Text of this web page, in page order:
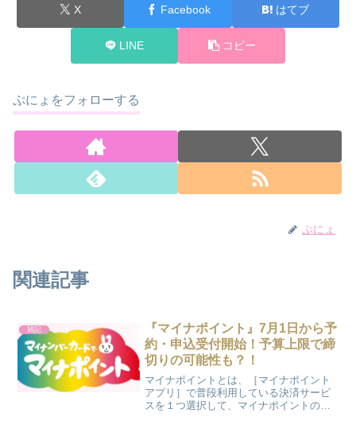
X Facebook はてブ
LINE コピー
ぷにょをフォローする
ぷにょ
関連記事
雑記
『マイナポイント』7月1日から予
約・申込受付開始！予算上限で締
切りの可能性も？！
マイナポイントとは、［マイナポイント
アプリ］で普段利用している決済サービ
スを１つ選択して、マイナポイントの申